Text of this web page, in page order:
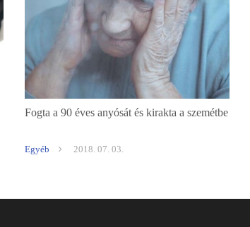
Fogta a 90 éves anyósát és kirakta a szemétbe
Egyéb 2018. 07. 03.